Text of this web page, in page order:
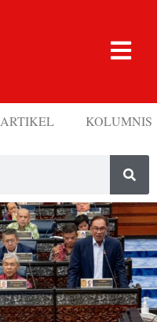
ARTIKEL KOLUMNIS